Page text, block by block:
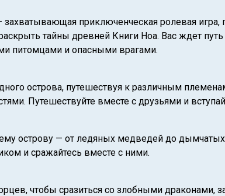
приключенческая ролевая
тайны древней Книги Hoa. Вас ждет
питомцами и опасными врагами.
острова, путешествуя к различным
Путешествуйте вместе с друзьями и
острову — от ледяных медведей до
и сражайтесь вместе с ними.
чтобы сразиться со злобными драконами,